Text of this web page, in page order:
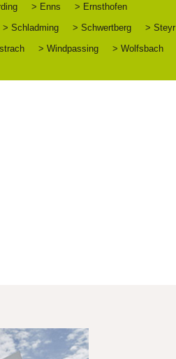
> Enns
> Ernsthofen
> Schladming > Schwertberg
> Steyr
> Windpassing
> Wolfsbach